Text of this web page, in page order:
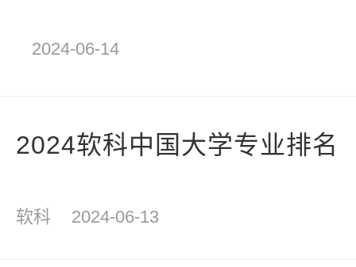
2024-06-14
2024软科中国大学专业排名
软科 2024-06-13